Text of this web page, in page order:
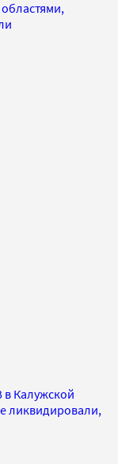
в Калужской
ликвидировали,